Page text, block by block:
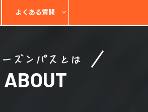
よくある質問
ーズンパスとは
ABOUT